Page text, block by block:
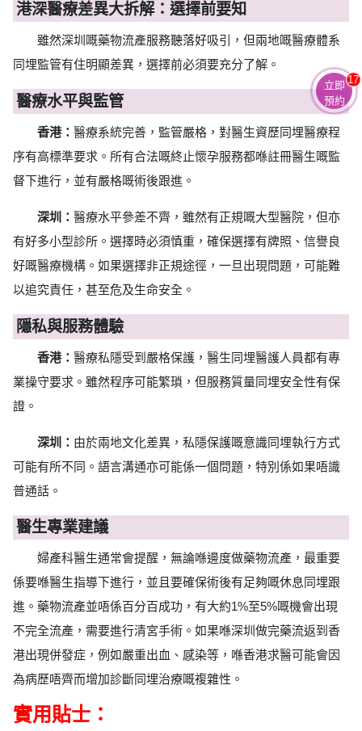
港深醫療差異大拆解：選擇前要知
雖然深圳嘅藥物流產服務聽落好吸引，但兩地嘅醫療體系
同埋監管有住明顯差異，選擇前必須要充分了解。
醫療水平與監管
香港： 醫療系統完善，監管嚴格，對醫生資歷同埋醫療程
序有高標準要求。所有合法嘅終止懷孕服務都喺註冊醫生嘅監
督下進行，並有嚴格嘅術後跟進。
深圳： 醫療水平參差不齊，雖然有正規嘅大型醫院，但亦
有好多小型診所。選擇時必須慎重，確保選擇有牌照、信譽良
好嘅醫療機構。如果選擇非正規途徑，一旦出現問題，可能難
以追究責任，甚至危及生命安全。
隱私與服務體驗
香港： 醫療私隱受到嚴格保護，醫生同埋醫護人員都有專
業操守要求。雖然程序可能繁瑣，但服務質量同埋安全性有保
證。
深圳： 由於兩地文化差異，私隱保護嘅意識同埋執行方式
可能有所不同。語言溝通亦可能係一個問題，特別係如果唔識
普通話。
醫生專業建議
婦產科醫生通常會提醒，無論喺邊度做藥物流產，最重要
係要喺醫生指導下進行，並且要確保術後有足夠嘅休息同埋跟
進。藥物流產並唔係百分百成功，有大約1%至5%嘅機會出現
不完全流產，需要進行清宮手術。如果喺深圳做完藥流返到香
港出現併發症，例如嚴重出血、感染等，喺香港求醫可能會因
為病歷唔齊而增加診斷同埋治療嘅複雜性。
實用貼士：
立即
預約
17